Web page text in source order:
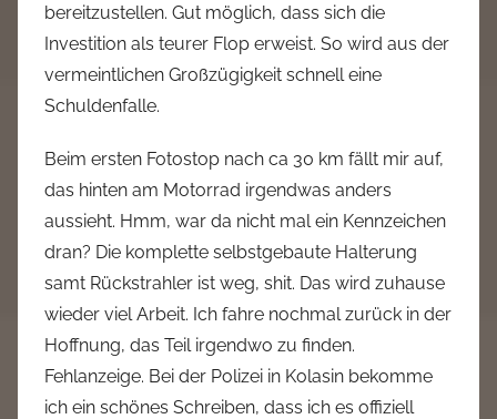
bereitzustellen. Gut möglich, dass sich die
Investition als teurer Flop erweist. So wird aus der
vermeintlichen Großzügigkeit schnell eine
Schuldenfalle.
Beim ersten Fotostop nach ca 30 km fällt mir auf,
das hinten am Motorrad irgendwas anders
aussieht. Hmm, war da nicht mal ein Kennzeichen
dran? Die komplette selbstgebaute Halterung
samt Rückstrahler ist weg, shit. Das wird zuhause
wieder viel Arbeit. Ich fahre nochmal zurück in der
Hoffnung, das Teil irgendwo zu finden.
Fehlanzeige. Bei der Polizei in Kolasin bekomme
ich ein schönes Schreiben, dass ich es offiziell